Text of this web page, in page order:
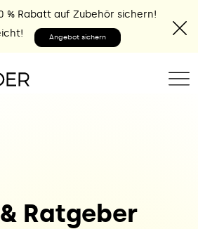
% Rabatt auf Zubehör sichern!
Angebot sichern
Ratgeber